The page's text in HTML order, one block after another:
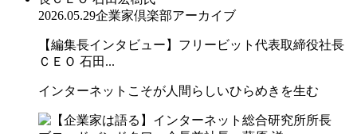
2026.05.29企業家倶楽部アーカイブ
【編集長インタビュー】フリービット代表取締役社長
ＣＥＯ 石田...
インターネットこそが人間らしいひらめきを生む